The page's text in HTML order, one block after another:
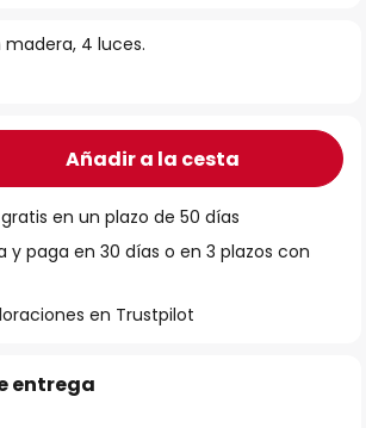
4 luces.
Añadir a la cesta
en un plazo de 50 días
y paga en 30 días o en 3 plazos con
en Trustpilot
entrega